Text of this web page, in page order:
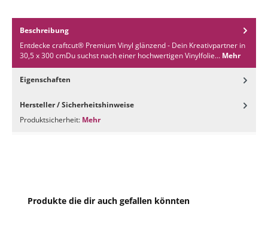
G28 Burgundy
G29 Pastel-Blue
G30 Vivid-Blue
Beschreibung
Entdecke craftcut® Premium Vinyl glänzend - Dein Kreativpartner in
30,5 x 300 cmDu suchst nach einer hochwertigen Vinylfolie… Mehr
Eigenschaften
Hersteller / Sicherheitshinweise
Produktsicherheit: Mehr
Produktgalerie überspringen
Produkte die dir auch gefallen könnten